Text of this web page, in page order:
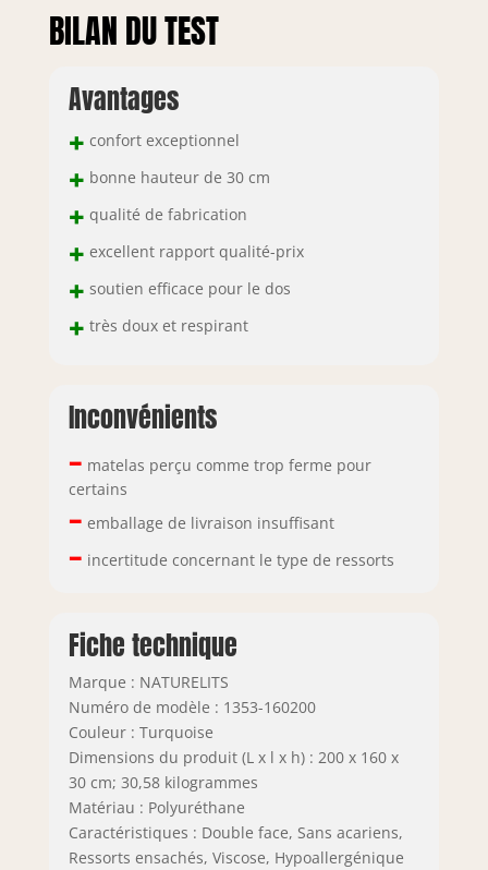
BILAN DU TEST
Avantages
+ confort exceptionnel
+ bonne hauteur de 30 cm
+ qualité de fabrication
+ excellent rapport qualité-prix
+ soutien efficace pour le dos
+ très doux et respirant
Inconvénients
– matelas perçu comme trop ferme pour
certains
– emballage de livraison insuffisant
– incertitude concernant le type de ressorts
Fiche technique
Marque : NATURELITS
Numéro de modèle : 1353-160200
Couleur : Turquoise
Dimensions du produit (L x l x h) : 200 x 160 x
30 cm; 30,58 kilogrammes
Matériau : Polyuréthane
Caractéristiques : Double face, Sans acariens,
Ressorts ensachés, Viscose, Hypoallergénique